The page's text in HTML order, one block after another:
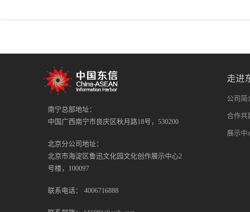
走进
公司简
合作共
展示中
南宁总部地址：
中国广西南宁市良庆区秋月路18号，530200
北京分公司地址：
北京市海淀区鲁迅文化园文化创作展示中心2
号楼，100097
联系电话： 4006716888